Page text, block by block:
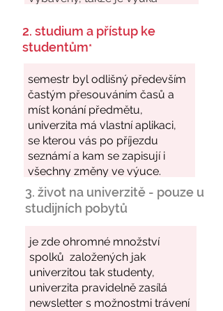
2. studium a přístup ke
studentům*
3. život na univerzitě - pouze u
studijních pobytů